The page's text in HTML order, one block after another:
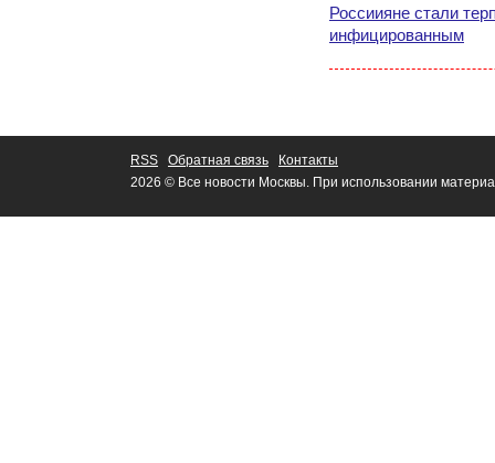
Россиияне стали
инфицированным
RSS Обратная связь
Контакты
2026 © Все новости Москвы. При использовании